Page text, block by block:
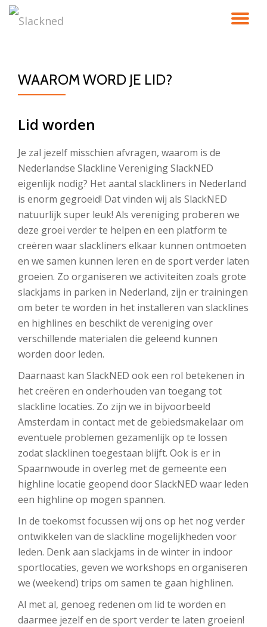
WAAROM WORD JE LID?
Lid worden
Je zal jezelf misschien afvragen, waarom is de
Nederlandse Slackline Vereniging SlackNED
eigenlijk nodig? Het aantal slackliners in Nederland
is enorm gegroeid! Dat vinden wij als SlackNED
natuurlijk super leuk! Als vereniging proberen we
deze groei verder te helpen en een platform te
creëren waar slackliners elkaar kunnen ontmoeten
en we samen kunnen leren en de sport verder laten
groeien. Zo organiseren we activiteiten zoals grote
slackjams in parken in Nederland, zijn er trainingen
om beter te worden in het installeren van slacklines
en highlines en beschikt de vereniging over
verschillende materialen die geleend kunnen
worden door leden.
Daarnaast kan SlackNED ook een rol betekenen in
het creëren en onderhouden van toegang tot
slackline locaties. Zo zijn we in bijvoorbeeld
Amsterdam in contact met de gebiedsmakelaar om
eventuele problemen gezamenlijk op te lossen
zodat slacklinen toegestaan blijft. Ook is er in
Spaarnwoude in overleg met de gemeente een
highline locatie geopend door SlackNED waar leden
een highline op mogen spannen.
In de toekomst focussen wij ons op het nog verder
ontwikkelen van de slackline mogelijkheden voor
leden. Denk aan slackjams in de winter in indoor
sportlocaties, geven we workshops en organiseren
we (weekend) trips om samen te gaan highlinen.
Al met al, genoeg redenen om lid te worden en
daarmee jezelf en de sport verder te laten groeien!